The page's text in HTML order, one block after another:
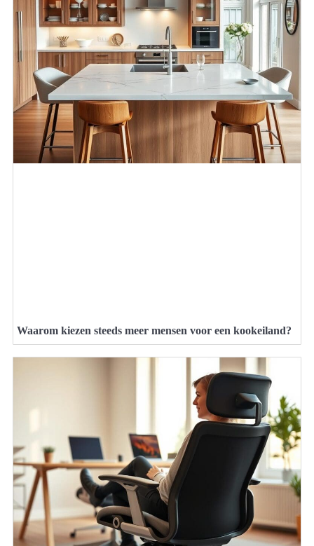
Waarom kiezen steeds meer mensen voor een kookeiland?